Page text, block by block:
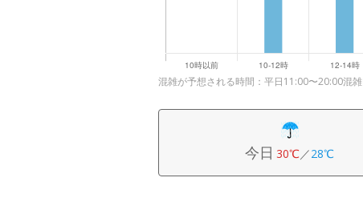
混雑が予想される時間：平日11:00〜20:00混雑
今日 30℃／28℃